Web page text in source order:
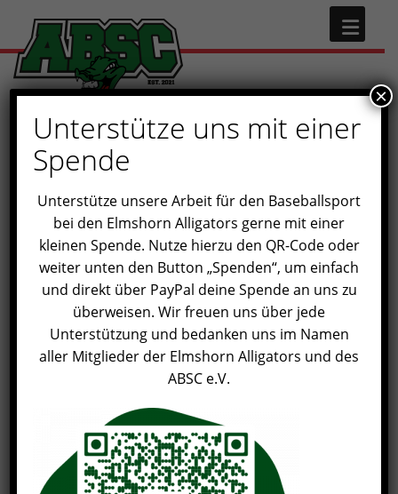
You must belogged into post a comment.
Unterstütze uns mit einer
Spende
Unterstütze unsere Arbeit für den Baseballsport
bei den Elmshorn Alligators gerne mit einer
kleinen Spende. Nutze hierzu den QR-Code oder
weiter unten den Button „Spenden“, um einfach
und direkt über PayPal deine Spende an uns zu
überweisen. Wir freuen uns über jede
Unterstützung und bedanken uns im Namen
aller Mitglieder der Elmshorn Alligators und des
ABSC e.V.
×